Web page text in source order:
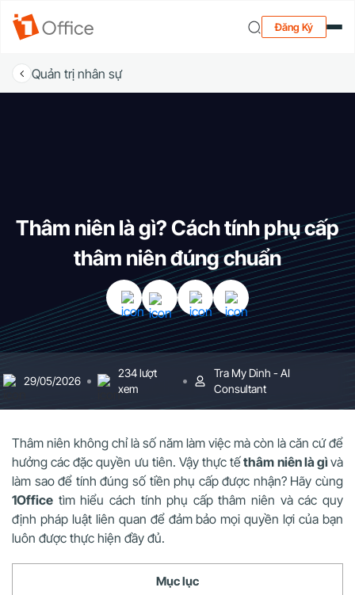
Đăng Ký
Quản trị nhân sự
Thâm niên là gì? Cách tính phụ cấp
thâm niên đúng chuẩn
29/05/2026
234 lượt
xem
Tra My Dinh - AI
Consultant
Thâm niên không chỉ là số năm làm việc mà còn là căn cứ để
hưởng các đặc quyền ưu tiên. Vậy thực tếthâm niên là gìvà
làm sao để tính đúng số tiền phụ cấp được nhận? Hãy cùng
1Office tìm hiểu cách tính phụ cấp thâm niên và các quy
định pháp luật liên quan để đảm bảo mọi quyền lợi của bạn
luôn được thực hiện đầy đủ.
Mục lục